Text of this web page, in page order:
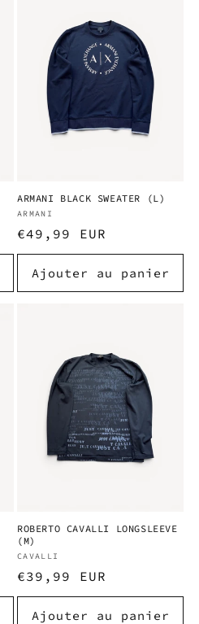
ARMANI BLACK SWEATER (L)
Fournisseur :
ARMANI
Prix
habituel
€49,99 EUR
Ajouter au panier
ROBERTO CAVALLI LONGSLEEVE
(M)
Fournisseur :
CAVALLI
Prix
habituel
€39,99 EUR
Ajouter au panier